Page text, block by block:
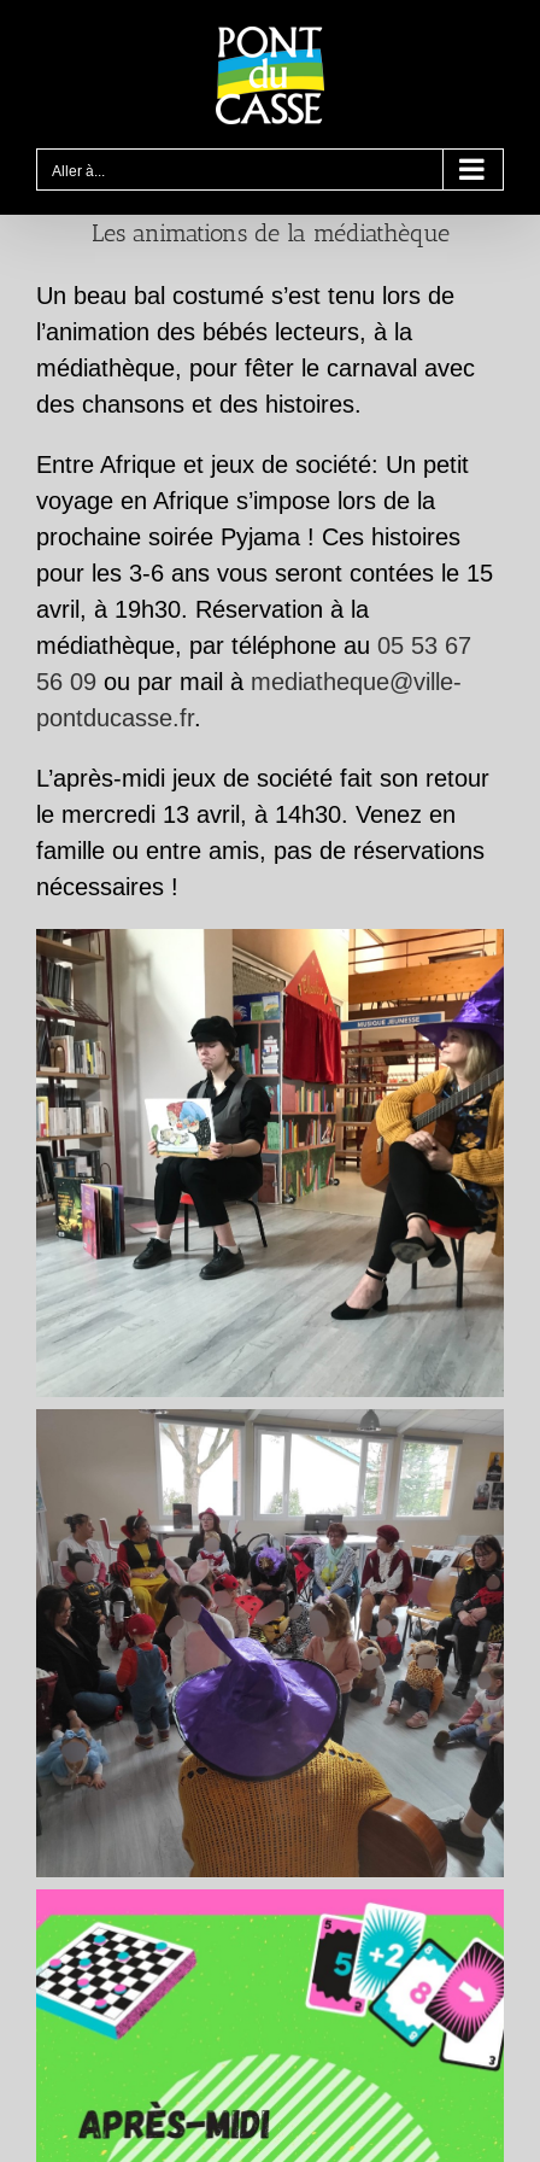
Aller à...
Les animations de la médiathèque
Un beau bal costumé s’est tenu lors de
l’animation des bébés lecteurs, à la
médiathèque, pour fêter le carnaval avec
des chansons et des histoires.
Entre Afrique et jeux de société: Un petit
voyage en Afrique s’impose lors de la
prochaine soirée Pyjama ! Ces histoires
pour les 3-6 ans vous seront contées le 15
avril, à 19h30. Réservation à la
médiathèque, par téléphone au 05 53 67
56 09 ou par mail à mediatheque@ville-
pontducasse.fr.
L’après-midi jeux de société fait son retour
le mercredi 13 avril, à 14h30. Venez en
famille ou entre amis, pas de réservations
nécessaires !